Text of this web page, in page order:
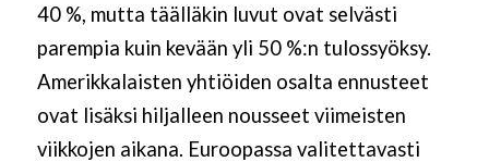
40 %, mutta täälläkin luvut ovat selvästi
parempia kuin kevään yli 50 %:n tulossyöksy.
Amerikkalaisten yhtiöiden osalta ennusteet
ovat lisäksi hiljalleen nousseet viimeisten
viikkojen aikana. Euroopassa valitettavasti